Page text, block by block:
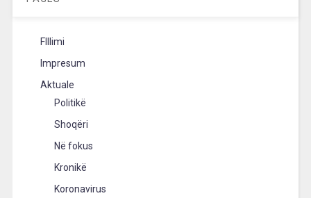
FIllimi
Impresum
Aktuale
Politikë
Shoqëri
Në fokus
Kronikë
Koronavirus